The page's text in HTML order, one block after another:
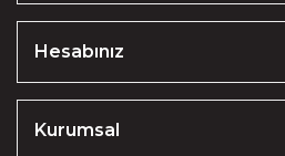
Hesabınız
Kurumsal